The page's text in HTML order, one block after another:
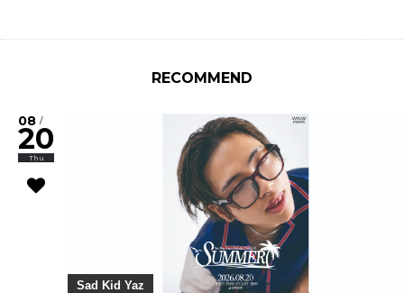
RECOMMEND
08 /
20
Thu
Sad Kid Yaz